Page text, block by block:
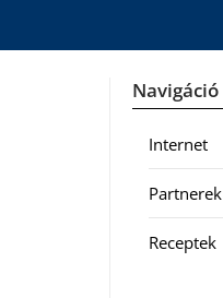
Navigáció
Internet
Partnerek
Receptek